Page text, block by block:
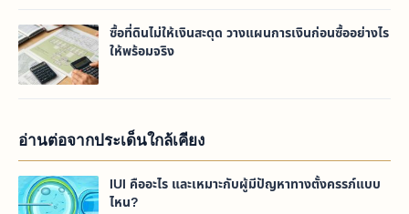
ซื้อที่ดินไม่ให้เงินสะดุด วางแผนการเงินก่อนซื้ออย่างไร
ให้พร้อมจริง
อ่านต่อจากประเด็นใกล้เคียง
IUI คืออะไร และเหมาะกับผู้มีปัญหาทางตั้งครรภ์แบบ
ไหน?